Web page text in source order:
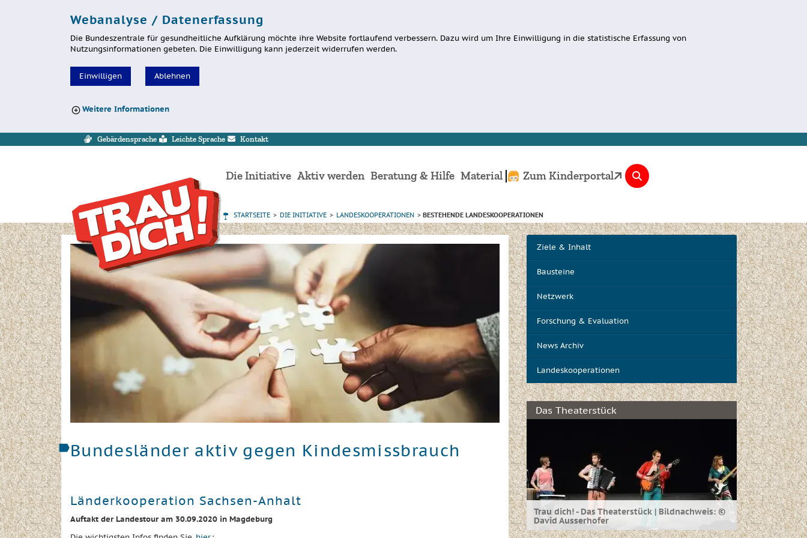
Webanalyse / Datenerfassung
Die Bundeszentrale für gesundheitliche Aufklärung möchte ihre Website fortlaufend verbessern. Dazu wird um Ihre Einwilligung in die statistische Erfassung von
Nutzungsinformationen gebeten. Die Einwilligung kann jederzeit widerrufen werden.
Einwilligen Ablehnen
Weitere Informationen
Sprung zur Servicenavigation
Sprung zur Hauptnavigation Gebärdensprache Leichte Sprache Kontakt
Die Initiative Aktiv werden Beratung & Hilfe Material Zum Kinderportal
STARTSEITE > DIE INITIATIVE > LANDESKOOPERATIONEN > BESTEHENDE LANDESKOOPERATIONEN
Bundesländer aktiv gegen Kindesmissbrauch
Länderkooperation Sachsen-Anhalt
Auftakt der Landestour am 30.09.2020 in Magdeburg
Ziele & Inhalt
Bausteine
Netzwerk
Forschung & Evaluation
News Archiv
Landeskooperationen
Das Theaterstück
Trau dich! - Das Theaterstück | Bildnachweis: ©
David Ausserhofer